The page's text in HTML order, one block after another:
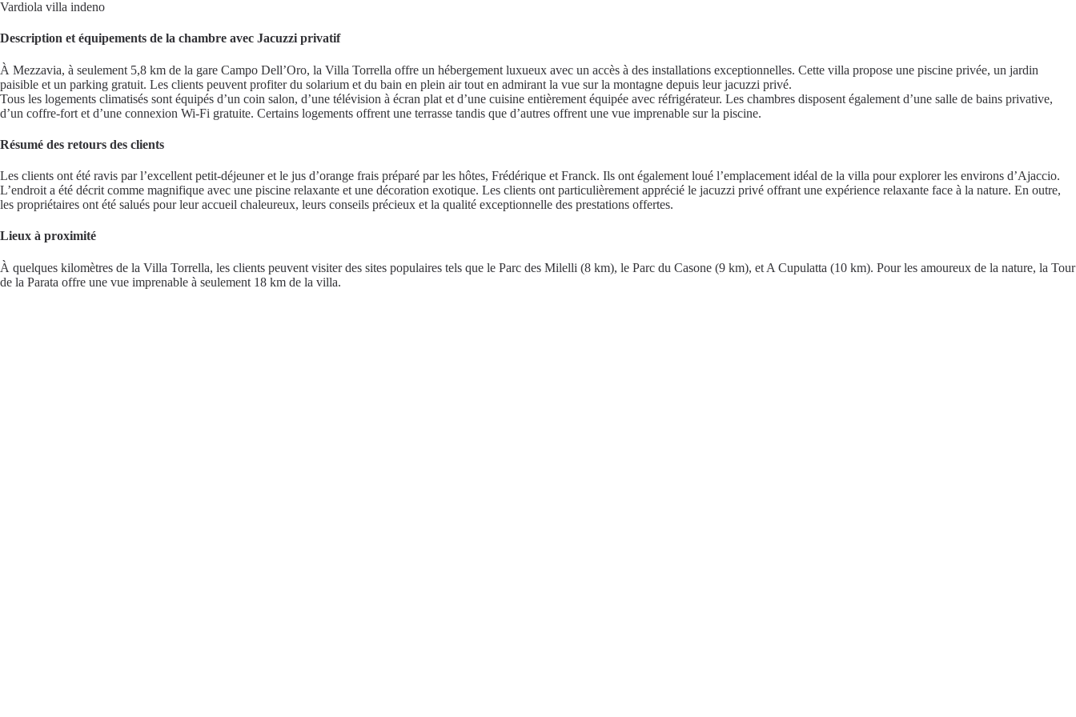
Vardiola villa indeno
Description et équipements de la chambre avec Jacuzzi privatif
À Mezzavia, à seulement 5,8 km de la gare Campo Dell’Oro, la Villa Torrella offre un hébergement luxueux avec un accès à des installations exceptionnelles. Cette villa propose une piscine privée, un jardin
paisible et un parking gratuit. Les clients peuvent profiter du solarium et du bain en plein air tout en admirant la vue sur la montagne depuis leur jacuzzi privé.
Tous les logements climatisés sont équipés d’un coin salon, d’une télévision à écran plat et d’une cuisine entièrement équipée avec réfrigérateur. Les chambres disposent également d’une salle de bains privative,
d’un coffre-fort et d’une connexion Wi-Fi gratuite. Certains logements offrent une terrasse tandis que d’autres offrent une vue imprenable sur la piscine.
Résumé des retours des clients
Les clients ont été ravis par l’excellent petit-déjeuner et le jus d’orange frais préparé par les hôtes, Frédérique et Franck. Ils ont également loué l’emplacement idéal de la villa pour explorer les environs d’Ajaccio.
L’endroit a été décrit comme magnifique avec une piscine relaxante et une décoration exotique. Les clients ont particulièrement apprécié le jacuzzi privé offrant une expérience relaxante face à la nature. En outre,
les propriétaires ont été salués pour leur accueil chaleureux, leurs conseils précieux et la qualité exceptionnelle des prestations offertes.
Lieux à proximité
À quelques kilomètres de la Villa Torrella, les clients peuvent visiter des sites populaires tels que le Parc des Milelli (8 km), le Parc du Casone (9 km), et A Cupulatta (10 km). Pour les amoureux de la nature, la Tour
de la Parata offre une vue imprenable à seulement 18 km de la villa.